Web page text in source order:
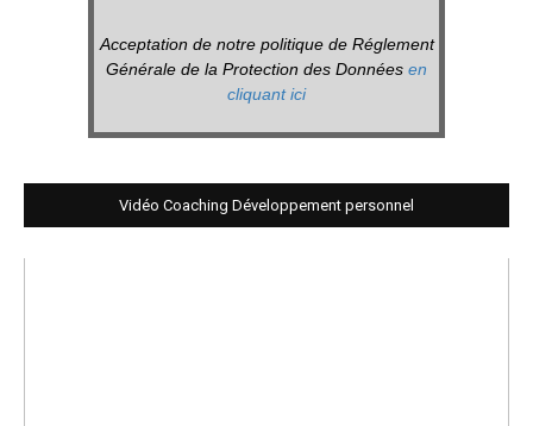
Acceptation de notre politique de Réglement
Générale de la Protection des Données en
cliquant ici
Vidéo Coaching Développement personnel